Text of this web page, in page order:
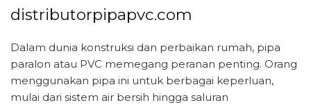
distributorpipapvc.com
Dalam dunia konstruksi dan perbaikan rumah, pipa
paralon atau PVC memegang peranan penting. Orang
menggunakan pipa ini untuk berbagai keperluan,
mulai dari sistem air bersih hingga saluran